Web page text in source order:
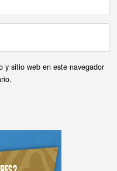
y sitio web en este navegador